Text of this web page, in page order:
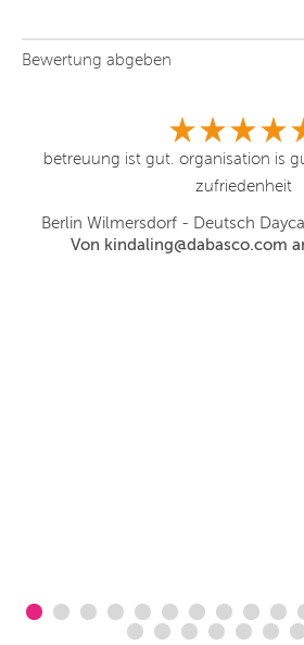
Bewertung abgeben
betreuung ist gut. organisation is
zufriedenheit
Berlin Wilmersdorf - Deutsch
Von kindaling@dabasco.com